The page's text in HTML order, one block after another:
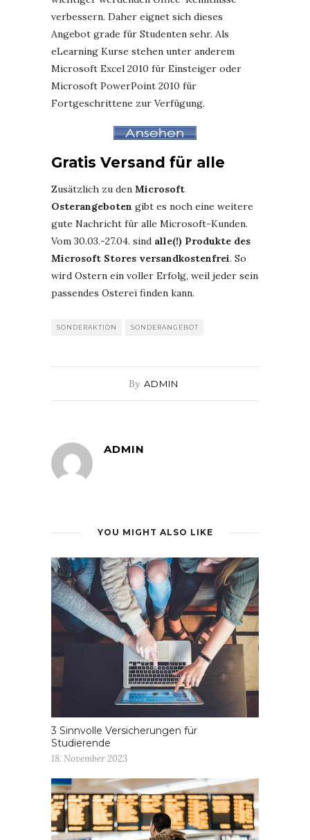
verbessern. Daher eignet sich dieses
Angebot grade für Studenten sehr. Als
eLearning Kurse stehen unter anderem
Microsoft Excel 2010 für Einsteiger oder
Microsoft PowerPoint 2010 für
Fortgeschrittene zur Verfügung.
Gratis Versand für alle
Zusätzlich zu den Microsoft
Osterangeboten gibt es noch eine weitere
gute Nachricht für alle Microsoft-Kunden.
Vom 30.03.-27.04. sind alle(!) Produkte des
Microsoft Stores versandkostenfrei. So
wird Ostern ein voller Erfolg, weil jeder sein
passendes Osterei finden kann.
SONDERAKTION SONDERANGEBOT
By ADMIN
ADMIN
YOU MIGHT ALSO LIKE
3 Sinnvolle Versicherungen für
Studierende
18. November 2023